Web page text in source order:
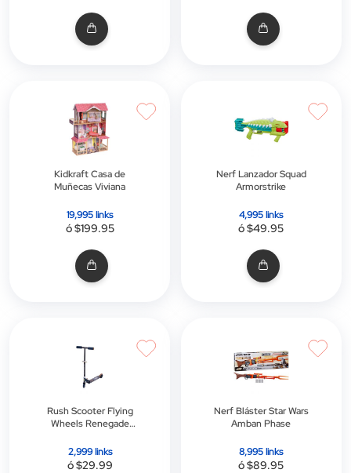
Kidkraft Casa de
Muñecas Viviana
19,995 links
ó $199.95
Nerf Lanzador Squad
Armorstrike
4,995 links
ó $49.95
Rush Scooter Flying
Wheels Renegade
2,999 links
ó $29.99
Nerf Bláster Star Wars
Amban Phase
8,995 links
ó $89.95